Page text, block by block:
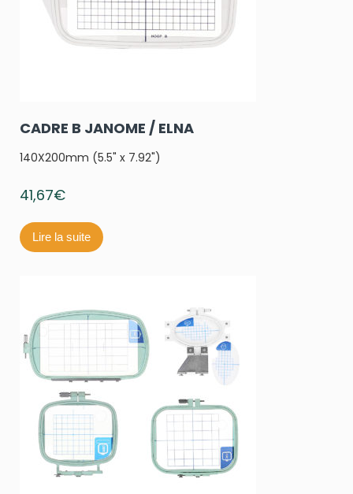
CADRE B JANOME / ELNA
140X200mm (5.5" x 7.92")
41,67€
Lire la suite